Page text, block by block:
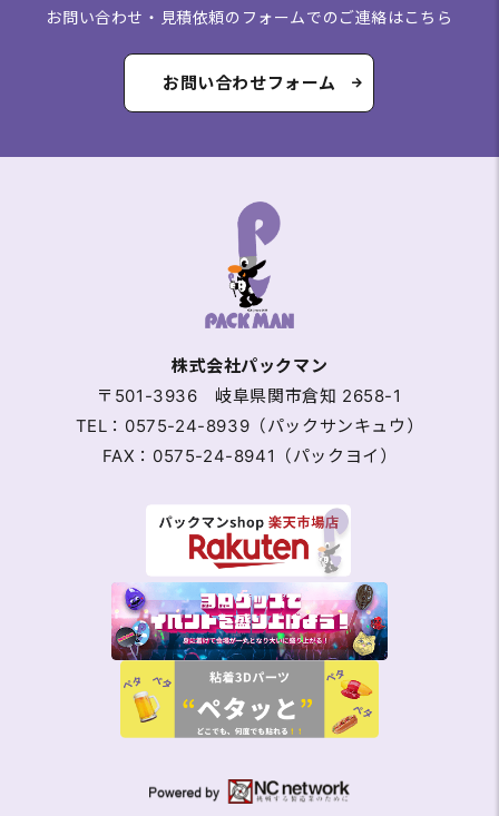
お問い合わせ・見積依頼のフォームでのご連絡はこちら
お問い合わせフォーム
株式会社パックマン
〒501-3936 岐阜県関市倉知 2658-1
TEL：0575-24-8939（パックサンキュウ）
FAX：0575-24-8941（パックヨイ）